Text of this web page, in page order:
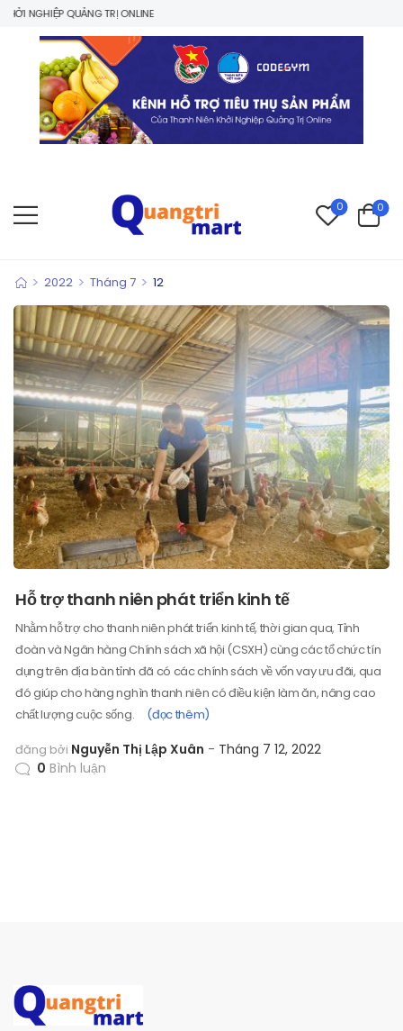
NGHIỆP QUẢNG TRỊ ONLINE
0 0
> 2022 > Tháng 7 > 12
Hỗ trợ thanh niên phát triển kinh tế
Nhằm hỗ trợ cho thanh niên phát triển kinh tế, thời gian qua, Tỉnh
đoàn và Ngân hàng Chính sách xã hội (CSXH) cùng các tổ chức tín
dụng trên địa bàn tỉnh đã có các chính sách về vốn vay ưu đãi, qua
đó giúp cho hàng nghìn thanh niên có điều kiện làm ăn, nâng cao
chất lượng cuộc sống.
(đọc thêm)
đăng bởi Nguyễn Thị Lập Xuân
Tháng 7 12, 2022
0 Bình luận